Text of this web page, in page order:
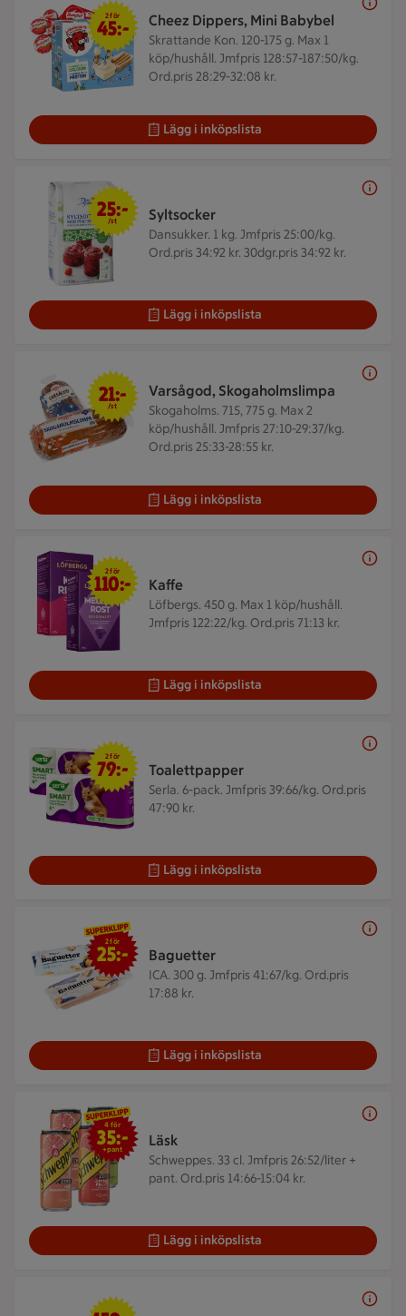
Cheez Dippers, Mini Babybel
Skrattande Kon. 120-175 g. Max 1
köp/hushåll. Jmfpris 128:57-187:50/kg.
Ord.pris 28:29-32:08 kr.
2 för 45 kr
2 för
45:-
Lägg i inköpslista
Syltsocker
Dansukker. 1 kg. Jmfpris 25:00/kg.
Ord.pris 34:92 kr. 30dgr.pris 34:92 kr.
25 kr/st
25:-
/st
Lägg i inköpslista
Varsågod, Skogaholmslimpa
Skogaholms. 715, 775 g. Max 2
köp/hushåll. Jmfpris 27:10-29:37/kg.
Ord.pris 25:33-28:55 kr.
21 kr/st
21:-
/st
Lägg i inköpslista
Kaffe
Löfbergs. 450 g. Max 1 köp/hushåll.
Jmfpris 122:22/kg. Ord.pris 71:13 kr.
2 för 110 kr
2 för
110:-
Lägg i inköpslista
Toalettpapper
Serla. 6-pack. Jmfpris 39:66/kg. Ord.pris
47:90 kr.
2 för 79 kr
2 för
79:-
Lägg i inköpslista
Baguetter
ICA. 300 g. Jmfpris 41:67/kg. Ord.pris
17:88 kr.
2 för 25 kr
2 för
25:-
Lägg i inköpslista
Läsk
Schweppes. 33 cl. Jmfpris 26:52/liter +
pant. Ord.pris 14:66-15:04 kr.
4 för 35 kr
4 för
35:-
+pant
Lägg i inköpslista
159 kr/kg